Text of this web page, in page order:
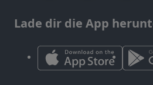
Lade dir die App